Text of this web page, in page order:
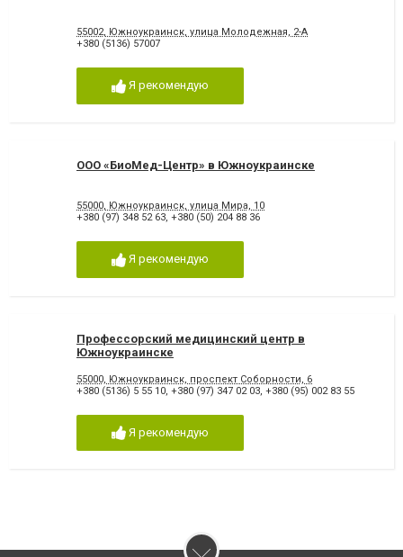
55002, Южноукраинск, улица Молодежная, 2-А
+380 (5136) 57007
Я рекомендую
ООО «БиоМед-Центр» в Южноукраинске
55000, Южноукраинск, улица Мира, 10
+380 (97) 348 52 63, +380 (50) 204 88 36
Я рекомендую
Профессорский медицинский центр в
Южноукраинске
55000, Южноукраинск, проспект Соборности, 6
+380 (5136) 5 55 10, +380 (97) 347 02 03, +380 (95) 002 83 55
Я рекомендую